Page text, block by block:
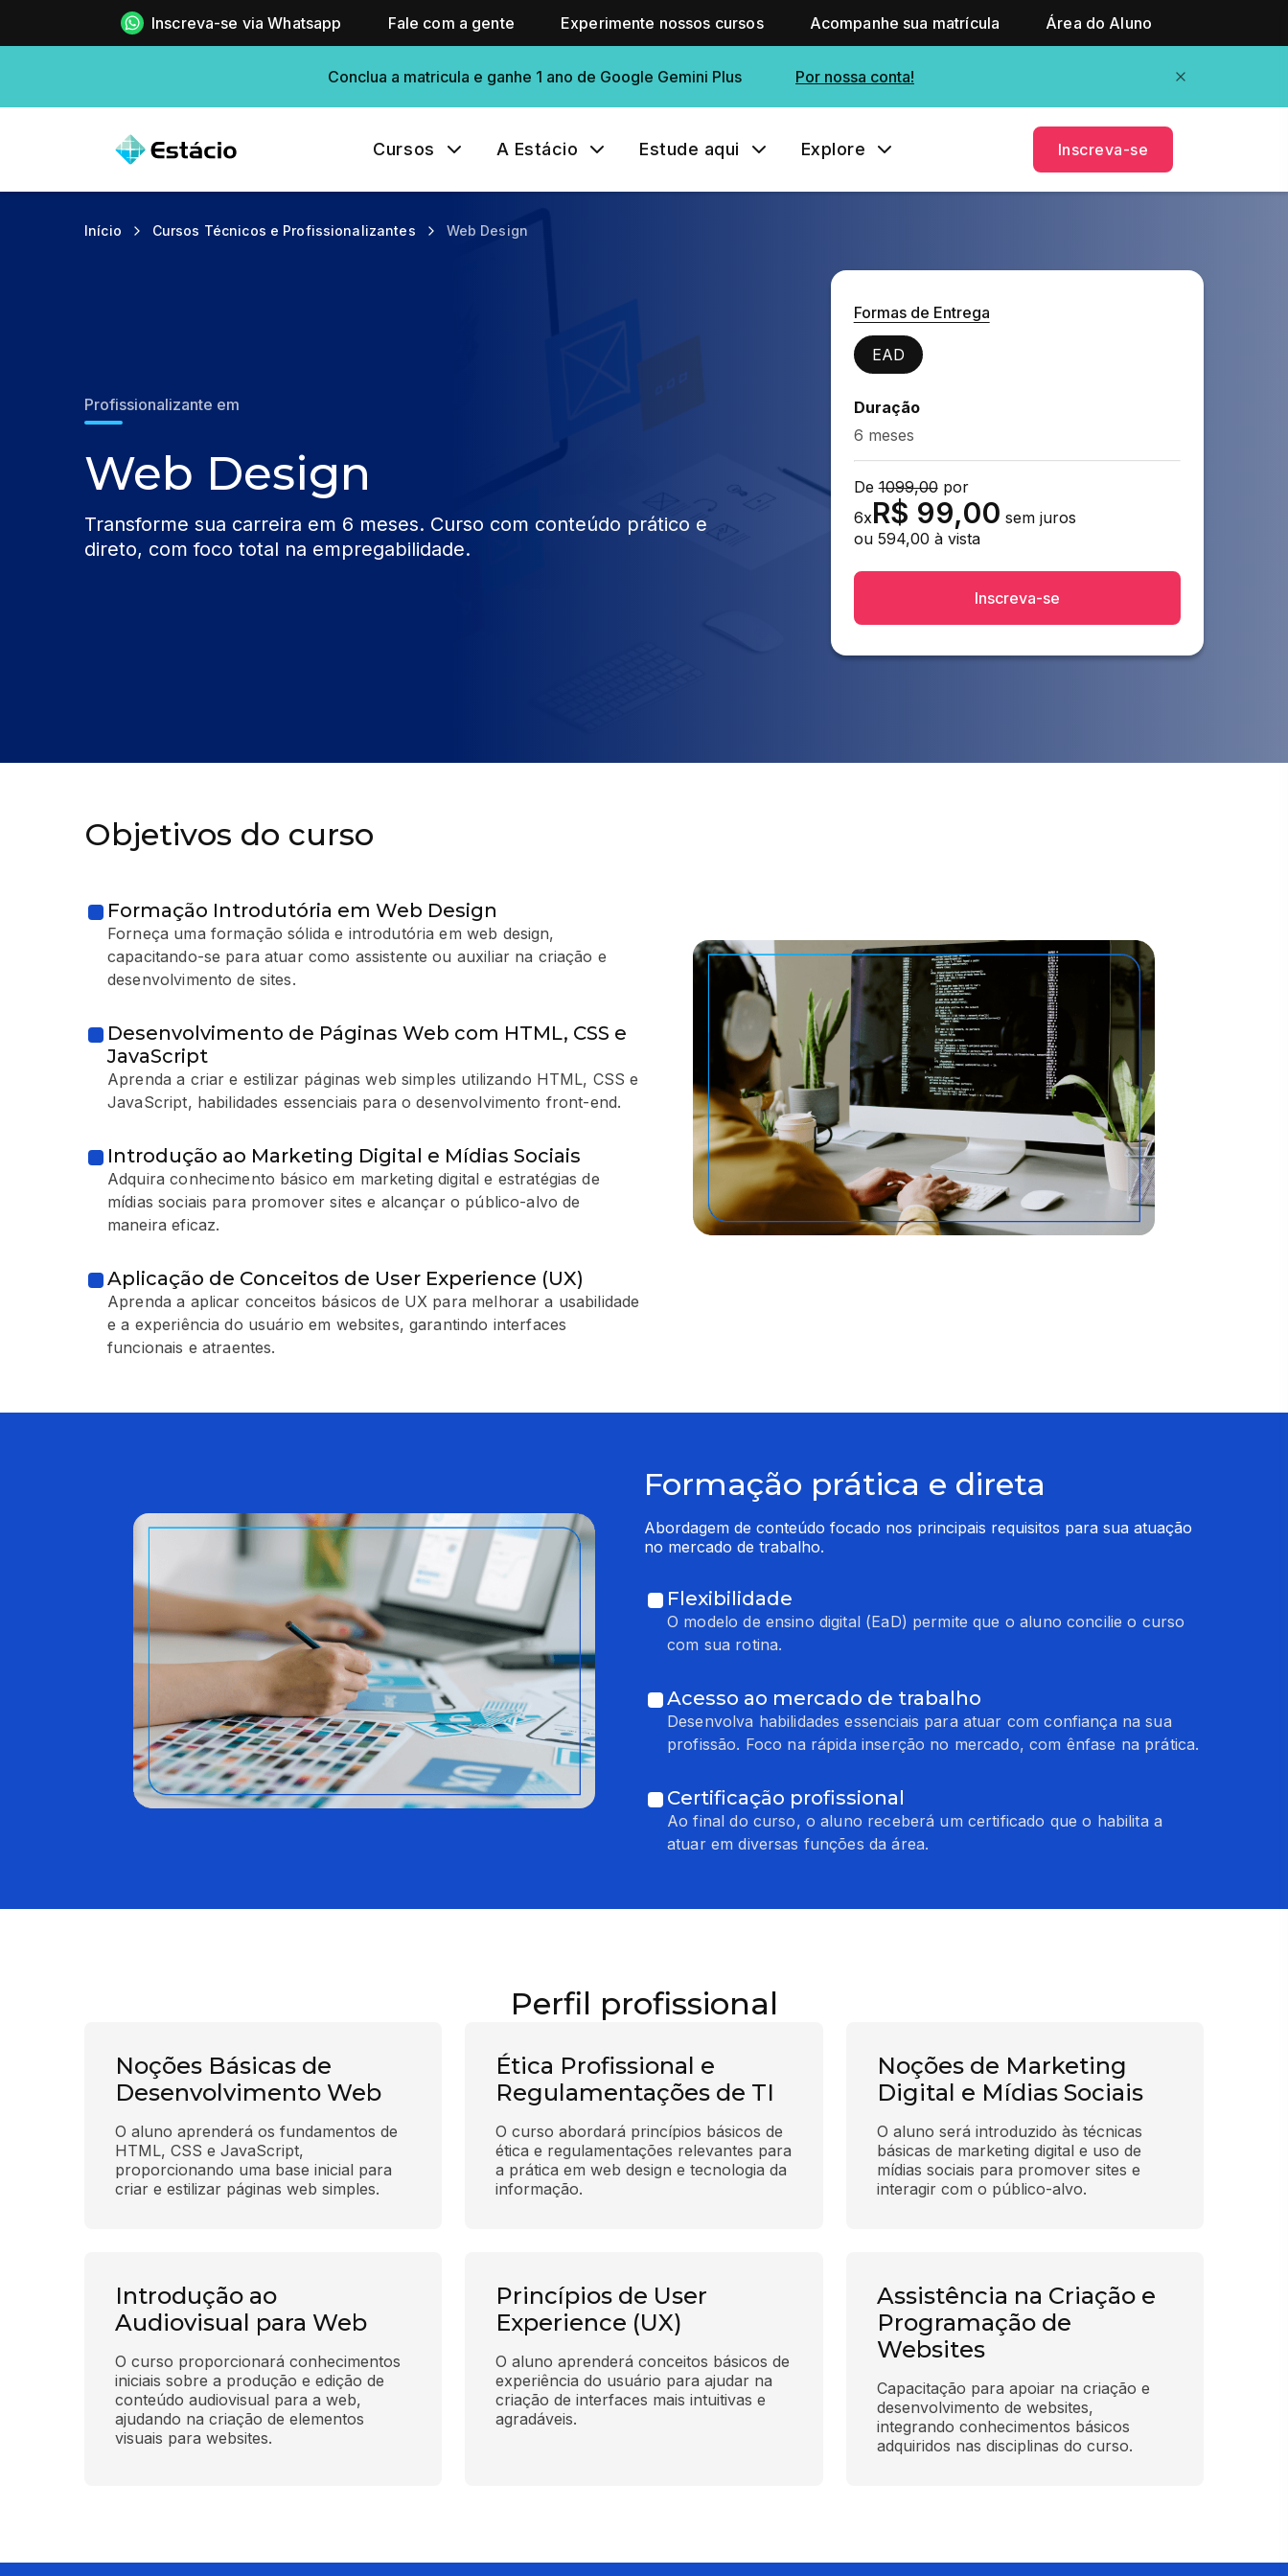
Inscreva-se via Whatsapp Fale com a gente Experimente nossos cursos Acompanhe sua matrícula Área do Aluno
Conclua a matricula e ganhe 1 ano de Google Gemini Plus Por nossa conta!
Cursos A Estácio Estude aqui Explore Inscreva-se
Início Cursos Técnicos e Profissionalizantes Web Design
Profissionalizante em
Web Design
Transforme sua carreira em 6 meses. Curso com conteúdo prático e
direto, com foco total na empregabilidade.
Formas de Entrega
EAD
Duração
6 meses
De1099,00por
6xR$ 99,00 sem juros
ou 594,00 à vista
Inscreva-se
Objetivos do curso
Formação Introdutória em Web Design
Forneça uma formação sólida e introdutória em web design,
capacitando-se para atuar como assistente ou auxiliar na criação e
desenvolvimento de sites.
Desenvolvimento de Páginas Web com HTML, CSS e
JavaScript
Aprenda a criar e estilizar páginas web simples utilizando HTML, CSS e
JavaScript, habilidades essenciais para o desenvolvimento front-end.
Introdução ao Marketing Digital e Mídias Sociais
Adquira conhecimento básico em marketing digital e estratégias de
mídias sociais para promover sites e alcançar o público-alvo de
maneira eficaz.
Aplicação de Conceitos de User Experience (UX)
Aprenda a aplicar conceitos básicos de UX para melhorar a usabilidade
e a experiência do usuário em websites, garantindo interfaces
funcionais e atraentes.
Formação prática e direta
Abordagem de conteúdo focado nos principais requisitos para sua atuação
no mercado de trabalho.
Flexibilidade
O modelo de ensino digital (EaD) permite que o aluno concilie o curso
com sua rotina.
Acesso ao mercado de trabalho
Desenvolva habilidades essenciais para atuar com confiança na sua
profissão. Foco na rápida inserção no mercado, com ênfase na prática.
Certificação profissional
Ao final do curso, o aluno receberá um certificado que o habilita a
atuar em diversas funções da área.
Perfil profissional
Noções Básicas de
Desenvolvimento Web
O aluno aprenderá os fundamentos de
HTML, CSS e JavaScript,
proporcionando uma base inicial para
criar e estilizar páginas web simples.
Ética Profissional e
Regulamentações de TI
O curso abordará princípios básicos de
ética e regulamentações relevantes para
a prática em web design e tecnologia da
informação.
Noções de Marketing
Digital e Mídias Sociais
O aluno será introduzido às técnicas
básicas de marketing digital e uso de
mídias sociais para promover sites e
interagir com o público-alvo.
Introdução ao
Audiovisual para Web
O curso proporcionará conhecimentos
iniciais sobre a produção e edição de
conteúdo audiovisual para a web,
ajudando na criação de elementos
visuais para websites.
Princípios de User
Experience (UX)
O aluno aprenderá conceitos básicos de
experiência do usuário para ajudar na
criação de interfaces mais intuitivas e
agradáveis.
Assistência na Criação e
Programação de
Websites
Capacitação para apoiar na criação e
desenvolvimento de websites,
integrando conhecimentos básicos
adquiridos nas disciplinas do curso.